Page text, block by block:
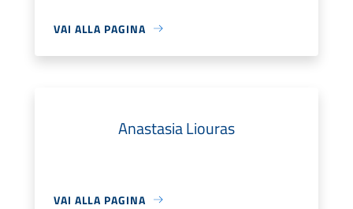
VAI ALLA PAGINA
Anastasia Liouras
VAI ALLA PAGINA